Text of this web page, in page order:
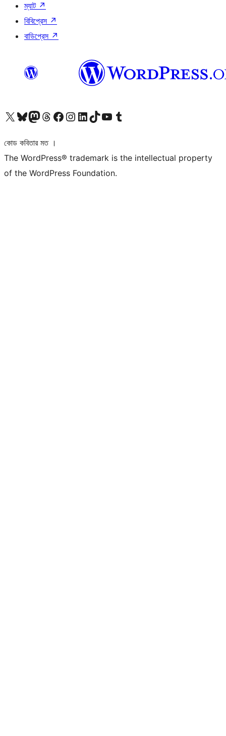
ম্যাট ↗
বিবিপ্রেস ↗
বাডিপ্রেস ↗
আমাদের X (আগের টুইটার) অ্যাকাউন্টে যানআমাদের Bluesky অ্যাকাউন্টটি দেখুনআমাদের মাস্টোডন অ্যাকাউন্টটি দেখুনআমাদের থ্রেডস অ্যাকাউন্টটি দেখুনআমাদের ফেসবুক পেজ দেখুনআমাদের ইন্সটাগ্রাম অ্যাকাউন্ট দেখুনআমাদের লিঙ্কডইন অ্যাকাউন্টে যানআমাদের TikTok অ্যাকাউন্টটি দেখুনআমাদের ইউটিউব চ্যানেলে যান আমাদের টাম্বলার অ্যাকাউন্ট দেখুন
কোড কবিতার মত ।
The WordPress® trademark is the intellectual property
of the WordPress Foundation.